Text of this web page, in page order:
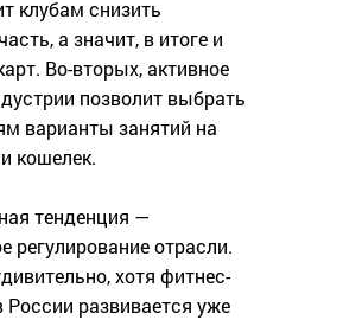
клубам снизить
а значит, в итоге и
Во-вторых, активное
позволит выбрать
варианты занятий на
кошелек.
тенденция —
регулирование отрасли.
хотя фитнес-
России развивается уже